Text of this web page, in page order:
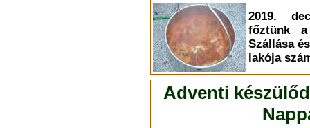
2019.
főztünk a
Szállása
lakója
Adventi